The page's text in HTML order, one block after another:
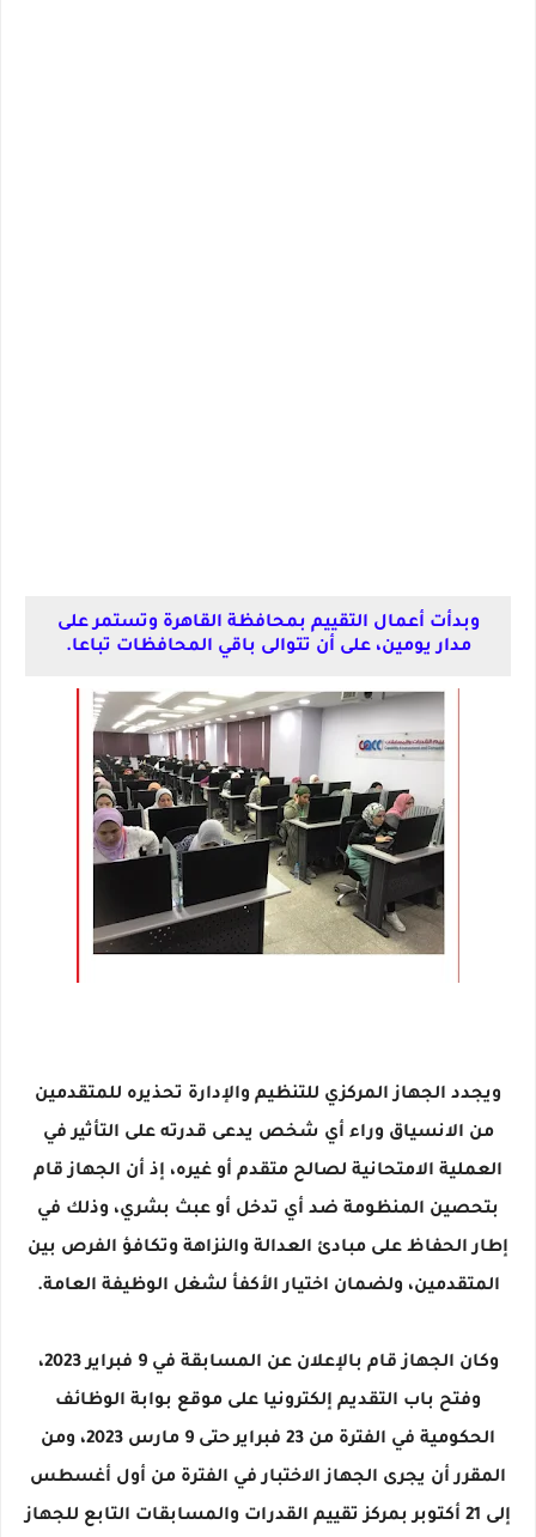
وبدأت أعمال التقييم بمحافظة القاهرة وتستمر على
مدار يومين، على أن تتوالى باقي المحافظات تباعا.
ويجدد الجهاز المركزي للتنظيم والإدارة تحذيره للمتقدمين
من الانسياق وراء أي شخص يدعى قدرته على التأثير في
العملية الامتحانية لصالح متقدم أو غيره، إذ أن الجهاز قام
بتحصين المنظومة ضد أي تدخل أو عبث بشري، وذلك في
إطار الحفاظ على مبادئ العدالة والنزاهة وتكافؤ الفرص بين
المتقدمين، ولضمان اختيار الأكفأ لشغل الوظيفة العامة.
وكان الجهاز قام بالإعلان عن المسابقة في 9 فبراير 2023،
وفتح باب التقديم إلكترونيا على موقع بوابة الوظائف
الحكومية في الفترة من 23 فبراير حتى 9 مارس 2023، ومن
المقرر أن يجرى الجهاز الاختبار في الفترة من أول أغسطس
إلى 21 أكتوبر بمركز تقييم القدرات والمسابقات التابع للجهاز